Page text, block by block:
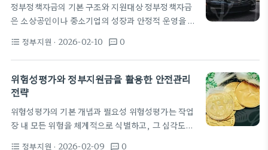
수와 보유 기간에 따라 중과가 적용되며, 그 정도는 정
책 신호에 따라 변동한다. 최근 몇 년간 정책 신호가
자주 바뀌면서 계산기를 먼저 두드려 보는 습관이 필
정부정책자금의 기본 구조와 지원대상 정부정책자금
은 소상공인이나 중소기업의 성장과 안정적 운영을 돕
소상공인으로 한정되며 업력, 매출 규모, 자금 용도에
따라 구분된다. 지원은 대출 이외에도 보증, 자금지원
관리, 컨설팅 등 다층적으로 구성되어 있어 단순 대출
보다 유연한 선택이 가능하다. 운영자금은 일반 운영
된다. 정책자금 중에서도 소상공인용 자금은 담보가
부족한 사업자에게 신용보증이 개선된 형태로 더 많이
배정된다. 신청 시에는 업종별로 필요한 자금 규모와
format_list_bulleted 정부지원 · 2026-02-10 textsms 0
위험성평가와 정부지원금을 활용한 안전관리
전략
위험성평가의 기본 개념과 필요성 위험성평가는 작업
장 내 모든 위험을 체계적으로 식별하고, 그 심각도와
format_list_bulleted 정부지원 · 2026-02-09 textsms 0